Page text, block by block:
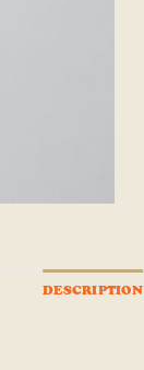
DESCRIPTION